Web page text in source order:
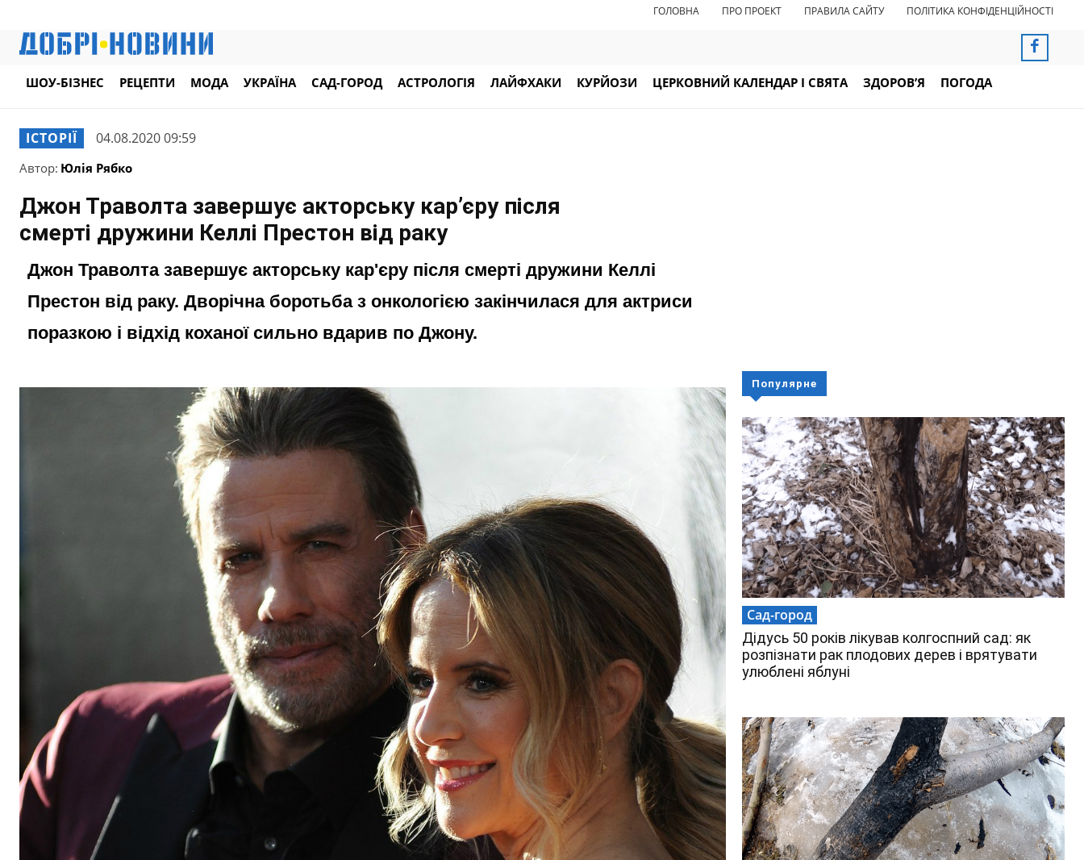
ГОЛОВНА ПРО ПРОЕКТ ПРАВИЛА САЙТУ ПОЛІТИКА КОНФІДЕНЦІЙНОСТІ
ШОУ-БІЗНЕС РЕЦЕПТИ МОДА УКРАЇНА САД-ГОРОД АСТРОЛОГІЯ ЛАЙФХАКИ КУРЙОЗИ ЦЕРКОВНИЙ КАЛЕНДАР І СВЯТА ЗДОРОВ’Я ПОГОДА
ІСТОРІЇ 04.08.2020 09:59
Автор: Юлія Рябко
Джон Траволта завершує акторську кар’єру після
смерті дружини Келлі Престон від раку
Джон Траволта завершує акторську кар'єру після смерті дружини Келлі
Престон від раку. Дворічна боротьба з онкологією закінчилася для актриси
поразкою і відхід коханої сильно вдарив по Джону.
Популярне
Сад-город
Дідусь 50 років лікував колгоспний сад: як
розпізнати рак плодових дерев і врятувати
улюблені яблуні